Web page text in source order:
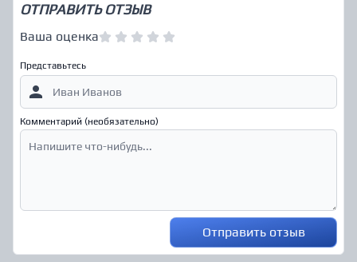
ОТПРАВИТЬ ОТЗЫВ
Ваша оценка
Представьтесь
Комментарий (необязательно)
Отправить отзыв